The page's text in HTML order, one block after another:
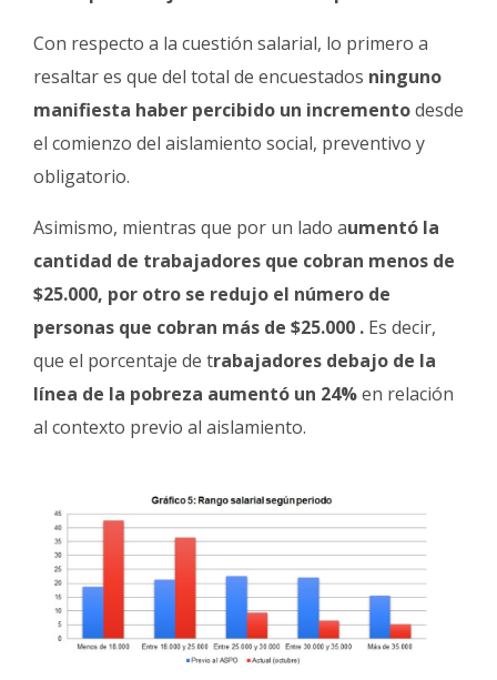
Con respecto a la cuestión salarial, lo primero a
resaltar es que del total de encuestados ninguno
manifiesta haber percibido un incrementodesde
el comienzo del aislamiento social, preventivo y
obligatorio.
Asimismo, mientras que por un lado aumentó la
cantidad de trabajadores que cobran menos de
$25.000, por otro se redujo el número de
personas que cobran más de $25.000 . Es decir,
que el porcentaje de trabajadores debajo de la
línea de la pobreza aumentó un 24%en relación
al contexto previo al aislamiento.